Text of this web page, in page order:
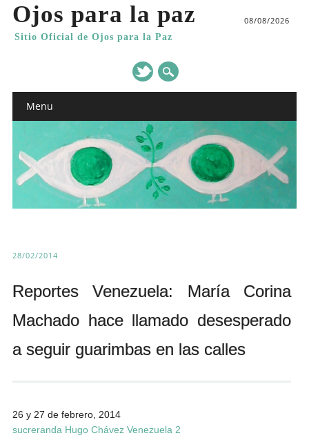
Ojos para la paz
Sitio Oficial de Ojos para la Paz
08/08/2026
Main menu
Menu
Andrés Vázquez de Sola
28/02/2014
Reportes Venezuela: María Corina
Machado hace llamado desesperado
a seguir guarimbas en las calles
26 y 27 de febrero, 2014
sucreranda Hugo Chávez Venezuela 2